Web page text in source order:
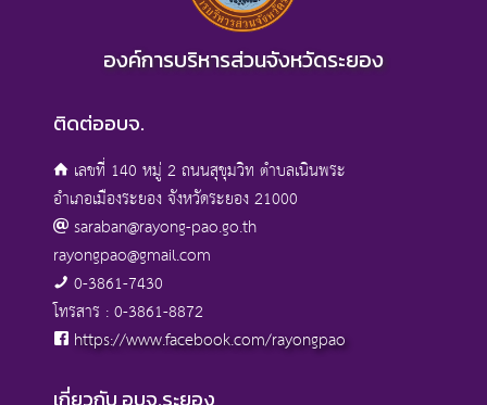
องค์การบริหารส่วนจังหวัดระยอง
ติดต่ออบจ.
เลขที่ 140 หมู่ 2 ถนนสุขุมวิท ตำบลเนินพระ
อำเภอเมืองระยอง จังหวัดระยอง 21000
saraban@rayong-pao.go.th
rayongpao@gmail.com
0-3861-7430
โทรสาร : 0-3861-8872
https://www.facebook.com/rayongpao
เกี่ยวกับ อบจ.ระยอง